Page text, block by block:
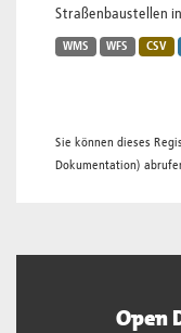
Straßenbaustellen
WMS WFS CSV
Sie können dieses
Dokumentation)
Open